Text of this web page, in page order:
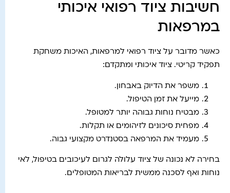
חשיבות ציוד רפואי איכותי
במרפאות
כאשר מדובר על ציוד רפואי למרפאות, האיכות משחקת
תפקיד קריטי. ציוד איכותי ומתקדם:
משפר את הדיוק באבחון.
מייעל את זמן הטיפול.
מבטיח נוחות גבוהה יותר למטופל.
מפחית סיכונים לזיהומים או תקלות.
מעמיד את המרפאה בסטנדרט מקצועי גבוה.
בחירה לא נכונה של ציוד עלולה לגרום לעיכובים בטיפול, לאי
נוחות ואף לסכנה ממשית לבריאות המטופלים.